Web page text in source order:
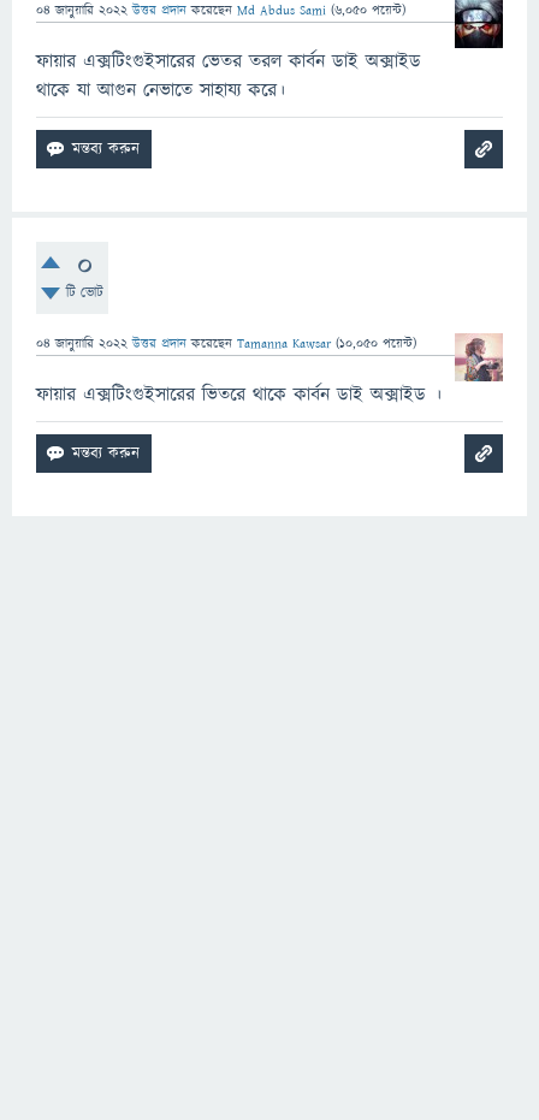
04 জানুয়ারি 2022 উত্তর প্রদান করেছেন Md Abdus Sami (6,050 পয়েন্ট)
ফায়ার এক্সটিংগুইসারের ভেতর তরল কার্বন ডাই অক্সাইড
থাকে যা আগুন নেভাতে সাহায্য করে।
0
টি ভোট
04 জানুয়ারি 2022 উত্তর প্রদান করেছেন Tamanna Kawsar (10,050 পয়েন্ট)
ফায়ার এক্সটিংগুইসারের ভিতরে থাকে কার্বন ডাই অক্সাইড ।